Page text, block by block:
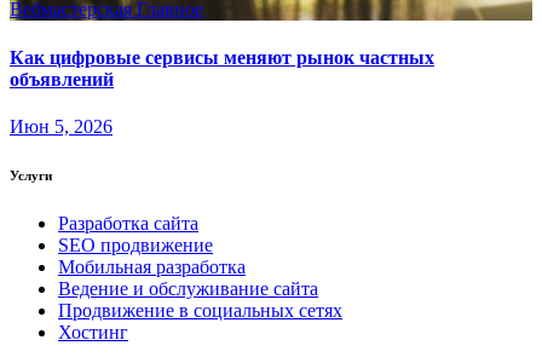
Вебмастерская Главное
Как цифровые сервисы меняют рынок частных
объявлений
Июн 5, 2026
Услуги
Разработка сайта
SEO продвижение
Мобильная разработка
Ведение и обслуживание сайта
Продвижение в социальных сетях
Хостинг